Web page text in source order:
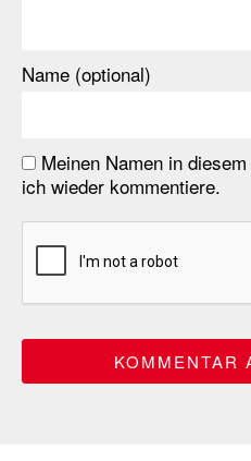
Name (optional)
Meinen Namen in
ich wieder kommentiere.